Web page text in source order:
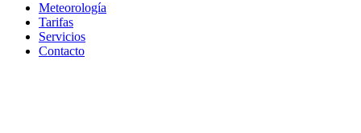
Meteorología
Tarifas
Servicios
Contacto